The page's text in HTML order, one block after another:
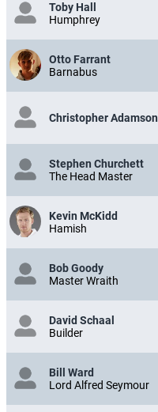
Toby Hall
Humphrey
Otto Farrant
Barnabus
Christopher Adamson
Stephen Churchett
The Head Master
Kevin McKidd
Hamish
Bob Goody
Master Wraith
David Schaal
Builder
Bill Ward
Lord Alfred Seymour